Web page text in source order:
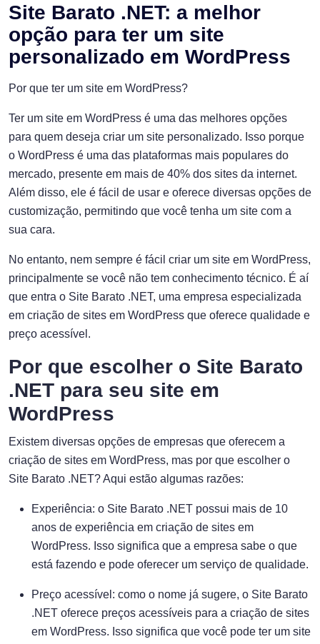
Site Barato .NET: a melhor
opção para ter um site
personalizado em WordPress
Por que ter um site em WordPress?
Ter um site em WordPress é uma das melhores opções
para quem deseja criar um site personalizado. Isso porque
o WordPress é uma das plataformas mais populares do
mercado, presente em mais de 40% dos sites da internet.
Além disso, ele é fácil de usar e oferece diversas opções de
customização, permitindo que você tenha um site com a
sua cara.
No entanto, nem sempre é fácil criar um site em WordPress,
principalmente se você não tem conhecimento técnico. É aí
que entra o Site Barato .NET, uma empresa especializada
em criação de sites em WordPress que oferece qualidade e
preço acessível.
Por que escolher o Site Barato
.NET para seu site em
WordPress
Existem diversas opções de empresas que oferecem a
criação de sites em WordPress, mas por que escolher o
Site Barato .NET? Aqui estão algumas razões:
Experiência: o Site Barato .NET possui mais de 10
anos de experiência em criação de sites em
WordPress. Isso significa que a empresa sabe o que
está fazendo e pode oferecer um serviço de qualidade.
Preço acessível: como o nome já sugere, o Site Barato
.NET oferece preços acessíveis para a criação de sites
em WordPress. Isso significa que você pode ter um site